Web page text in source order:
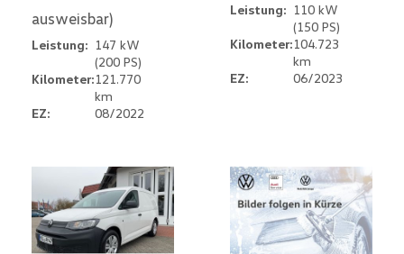
ausweisbar)
Leistung: 147 kW
(200 PS)
Kilometer:121.770
km
EZ:
08/2022
Leistung: 110 kW
(150 PS)
Kilometer:104.723
km
EZ:
06/2023